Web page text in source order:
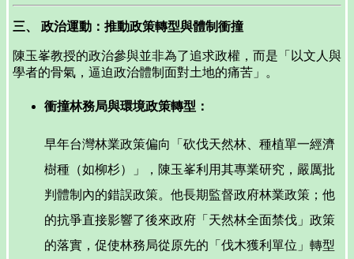
三、 政治運動：推動政策轉型與體制衝撞
陳玉峯教授的政治參與並非為了追求政權，而是「以文人與
學者的骨氣，逼迫政治體制面對土地的痛苦」。
衝撞林務局與環境政策轉型：
早年台灣林業政策偏向「砍伐天然林、種植單一經濟
樹種（如柳杉）」，陳玉峯利用其專業研究，嚴厲批
判體制內的錯誤政策。他長期監督政府林業政策；他
的抗爭直接影響了後來政府「天然林全面禁伐」政策
的落實，促使林務局從原先的「伐木獲利單位」轉型